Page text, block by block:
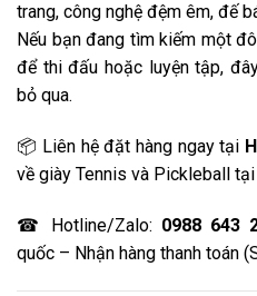
trang, công nghệ đệm êm, đế
Nếu bạn đang tìm kiếm một
để thi đấu hoặc luyện tập,
bỏ qua.
📦 Liên hệ đặt hàng ngay tại
về giày Tennis và Pickleball tại
☎ Hotline/Zalo: 0988 643
quốc – Nhận hàng thanh toán